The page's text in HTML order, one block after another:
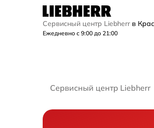
Сервисный центр Liebherr в
Ежедневно с 9:00 до 21:00
Сервисный центр Liebherr